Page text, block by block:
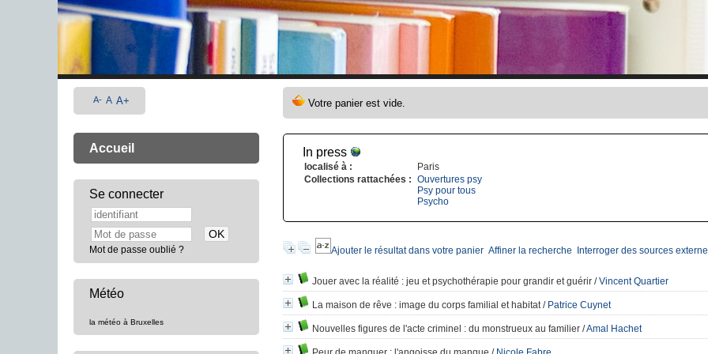
In press
localisé à :
Paris
Collections rattachées : Ouvertures psy
Psy pour tous
Psycho
Ajouter le résultat dans votre panier Affiner la recherche Interroger des sources
Jouer avec la réalité : jeu et psychothérapie pour grandir et guérir/Vincent Quartier
La maison de rêve : image du corps familial et habitat/ Patrice Cuynet
Nouvelles figures de l'acte criminel : du monstrueux au familier/Amal Hachet
A- A A+
Accueil
Se connecter
Mot de passe oublié ?
Météo
la météo à Bruxelles